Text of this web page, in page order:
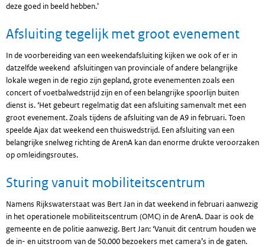
deze goed in beeld hebben.’
Afsluiting tegelijk met groot evenement
In de voorbereiding van een weekendafsluiting kijken we ook of er in
datzelfde weekend afsluitingen van provinciale of andere belangrijke
lokale wegen in de regio zijn gepland, grote evenementen zoals een
concert of voetbalwedstrijd zijn en of een belangrijke spoorlijn buiten
dienst is. ‘Het gebeurt regelmatig dat een afsluiting samenvalt met een
groot evenement. Zoals tijdens de afsluiting van de A9 in februari. Toen
speelde Ajax dat weekend een thuiswedstrijd. Een afsluiting van een
belangrijke snelweg richting de ArenA kan dan enorme drukte veroorzaken
op omleidingsroutes.
Sturing vanuit mobiliteitscentrum
Namens Rijkswaterstaat was Bert Jan in dat weekend in februari aanwezig
in het operationele mobiliteitscentrum (OMC) in de ArenA. Daar is ook de
gemeente en de politie aanwezig. Bert Jan: ‘Vanuit dit centrum houden we
de in- en uitstroom van de 50.000 bezoekers met camera’s in de gaten.